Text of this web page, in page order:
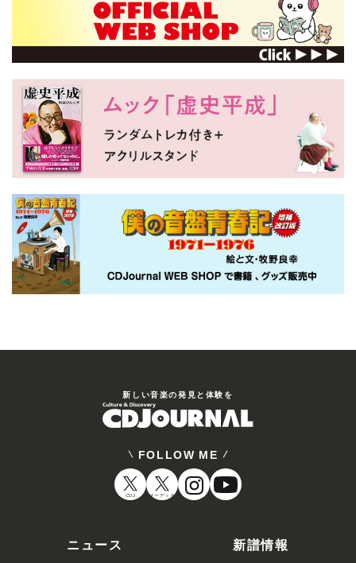
新しい⾳楽の発⾒と体験を
FOLLOW ME
CDJ オーディオ
ニュース
新譜情報